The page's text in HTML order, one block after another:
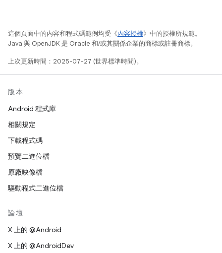
這個頁面中的內容和程式碼範例均受《內容授權》中的授權所規範。
Java 與 OpenJDK 是 Oracle 和/或其關係企業的商標或註冊商標。
上次更新時間：2025-07-27 (世界標準時間)。
版本
Android 程式庫
相關規定
下載程式碼
預覽二進位檔
原廠映像檔
驅動程式二進位檔
論壇
X 上的 @Android
X 上的 @AndroidDev